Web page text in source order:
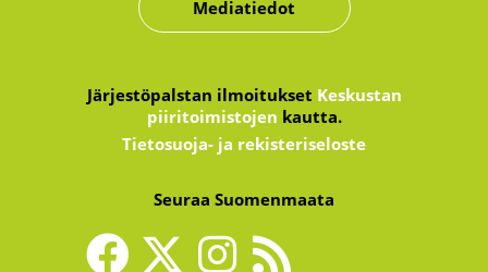
Mediatiedot
Järjestöpalstan ilmoitukset Keskustan
piiritoimistojen kautta.
Tietosuoja- ja rekisteriseloste
Seuraa Suomenmaata